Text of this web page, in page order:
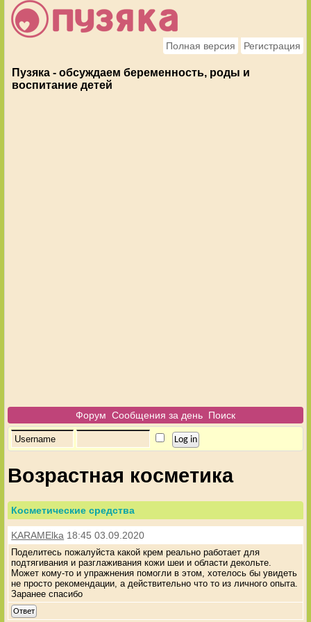
Полная версия Регистрация
Пузяка - обсуждаем беременность, роды и
воспитание детей
Форум Сообщения за день Поиск
Возрастная косметика
Косметические средства
KARAMElka 18:45 03.09.2020
Поделитесь пожалуйста какой крем реально работает для
подтягивания и разглаживания кожи шеи и области декольте.
Может кому-то и упражнения помогли в этом, хотелось бы увидеть
не просто рекомендации, а действительно что то из личного опыта.
Заранее спасибо
Ответ